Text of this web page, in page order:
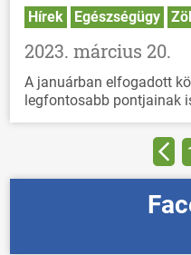
Hírek Egészségügy
2023. március 20.
A januárban elfogadott
legfontosabb pontjainak